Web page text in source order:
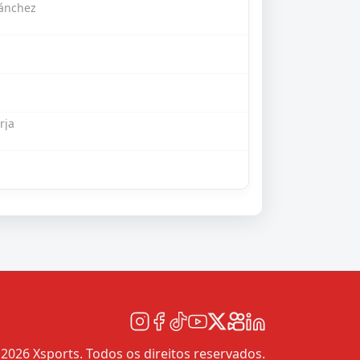
Xsports. Todos os direitos reservados.